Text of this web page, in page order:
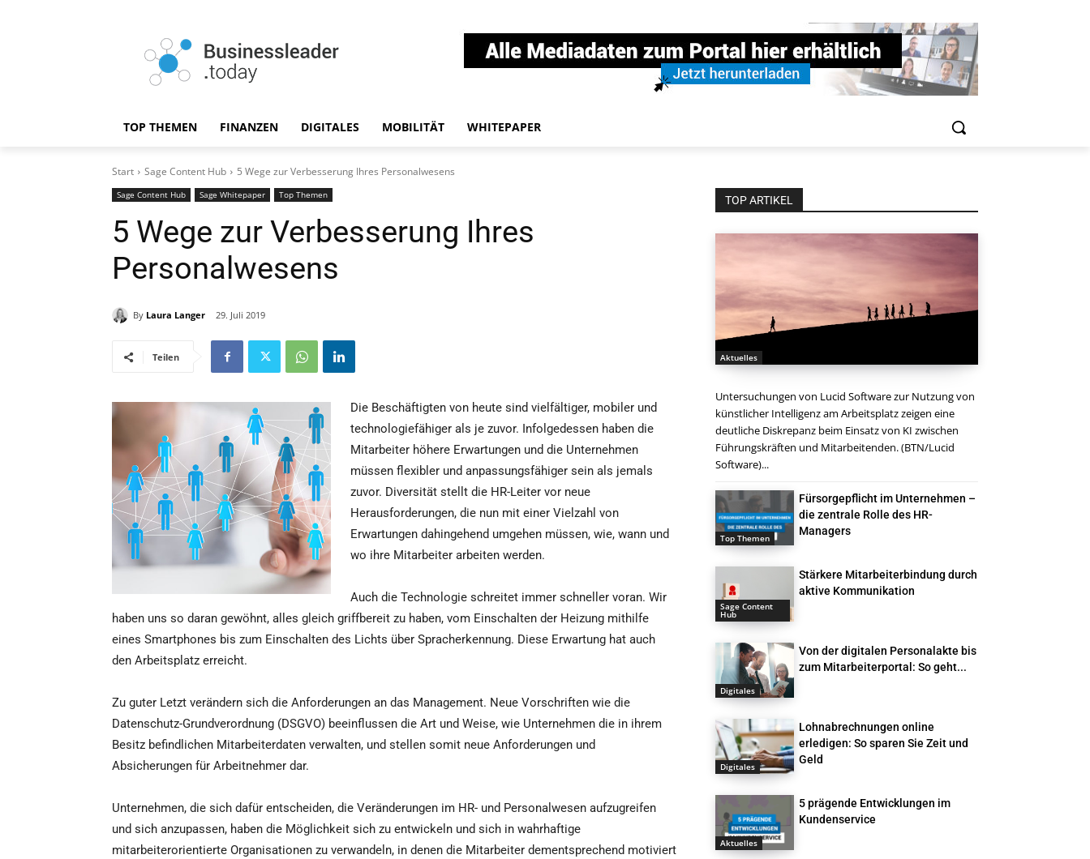
TOP THEMEN FINANZEN DIGITALES MOBILITÄT WHITEPAPER
Start Sage Content Hub 5 Wege zur Verbesserung Ihres Personalwesens
Sage Content Hub Sage Whitepaper Top Themen
5 Wege zur Verbesserung Ihres
Personalwesens
By Laura Langer 29. Juli 2019
Teilen
Die Beschäftigten von heute sind vielfältiger, mobiler und
technologiefähiger als je zuvor. Infolgedessen haben die
Mitarbeiter höhere Erwartungen und die Unternehmen
müssen flexibler und anpassungsfähiger sein als jemals
zuvor. Diversität stellt die HR-Leiter vor neue
Herausforderungen, die nun mit einer Vielzahl von
Erwartungen dahingehend umgehen müssen, wie, wann und
wo ihre Mitarbeiter arbeiten werden.
Auch die Technologie schreitet immer schneller voran. Wir
haben uns so daran gewöhnt, alles gleich griffbereit zu haben, vom Einschalten der Heizung mithilfe
eines Smartphones bis zum Einschalten des Lichts über Spracherkennung. Diese Erwartung hat auch
den Arbeitsplatz erreicht.
Zu guter Letzt verändern sich die Anforderungen an das Management. Neue Vorschriften wie die
Datenschutz-Grundverordnung (DSGVO) beeinflussen die Art und Weise, wie Unternehmen die in ihrem
Besitz befindlichen Mitarbeiterdaten verwalten, und stellen somit neue Anforderungen und
Absicherungen für Arbeitnehmer dar.
Unternehmen, die sich dafür entscheiden, die Veränderungen im HR- und Personalwesen aufzugreifen
und sich anzupassen, haben die Möglichkeit sich zu entwickeln und sich in wahrhaftige
mitarbeiterorientierte Organisationen zu verwandeln, in denen die Mitarbeiter dementsprechend motiviert
TOP ARTIKEL
Aktuelles
Untersuchungen von Lucid Software zur Nutzung von
künstlicher Intelligenz am Arbeitsplatz zeigen eine
deutliche Diskrepanz beim Einsatz von KI zwischen
Führungskräften und Mitarbeitenden. (BTN/Lucid
Software)...
Top Themen
Fürsorgepflicht im Unternehmen –
die zentrale Rolle des HR-
Managers
Sage Content
Hub
Stärkere Mitarbeiterbindung durch
aktive Kommunikation
Digitales
Von der digitalen Personalakte bis
zum Mitarbeiterportal: So geht...
Digitales
Lohnabrechnungen online
erledigen: So sparen Sie Zeit und
Geld
Aktuelles
5 prägende Entwicklungen im
Kundenservice